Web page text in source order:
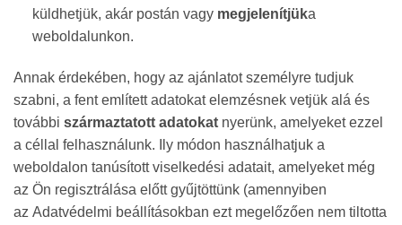
küldhetjük, akár postán vagy megjelenítjüka
weboldalunkon.
Annak érdekében, hogy az ajánlatot személyre tudjuk
szabni, a fent említett adatokat elemzésnek vetjük alá és
további származtatott adatokat nyerünk, amelyeket ezzel
a céllal felhasználunk. Ily módon használhatjuk a
weboldalon tanúsított viselkedési adatait, amelyeket még
az Ön regisztrálása előtt gyűjtöttünk (amennyiben
az Adatvédelmi beállításokban ezt megelőzően nem tiltotta